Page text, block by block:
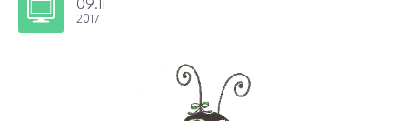
09.11
2017